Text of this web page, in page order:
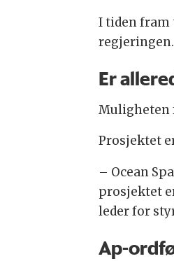
I tiden fram
regjeringen.
Er
Muligheten
Prosjektet
– Ocean
prosjektet
leder for
Ap-